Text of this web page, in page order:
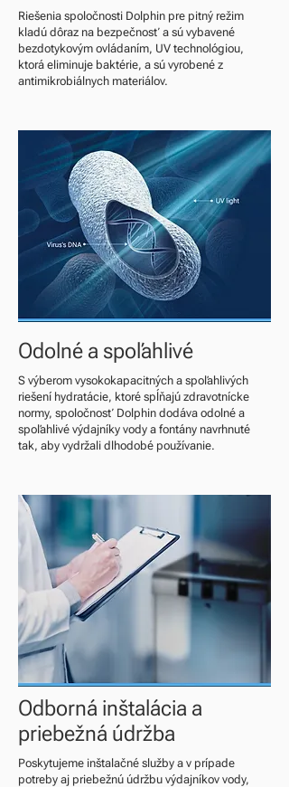
Riešenia spoločnosti Dolphin pre pitný režim
kladú dôraz na bezpečnosť a sú vybavené
bezdotykovým ovládaním, UV technológiou,
ktorá eliminuje baktérie, a sú vyrobené z
antimikrobiálnych materiálov.
Odolné a spoľahlivé
S výberom vysokokapacitných a spoľahlivých
riešení hydratácie, ktoré spĺňajú zdravotnícke
normy, spoločnosť Dolphin dodáva odolné a
spoľahlivé výdajníky vody a fontány navrhnuté
tak, aby vydržali dlhodobé používanie.
Odborná inštalácia a
priebežná údržba
Poskytujeme inštalačné služby a v prípade
potreby aj priebežnú údržbu výdajníkov vody,